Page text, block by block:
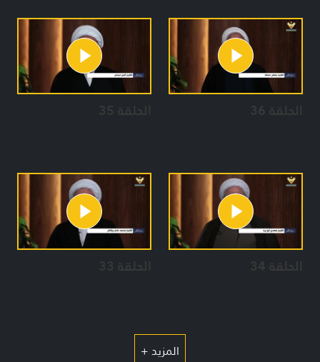
الحلقة 36 الحلقة 35
الحلقة 34 الحلقة 33
المزيد +